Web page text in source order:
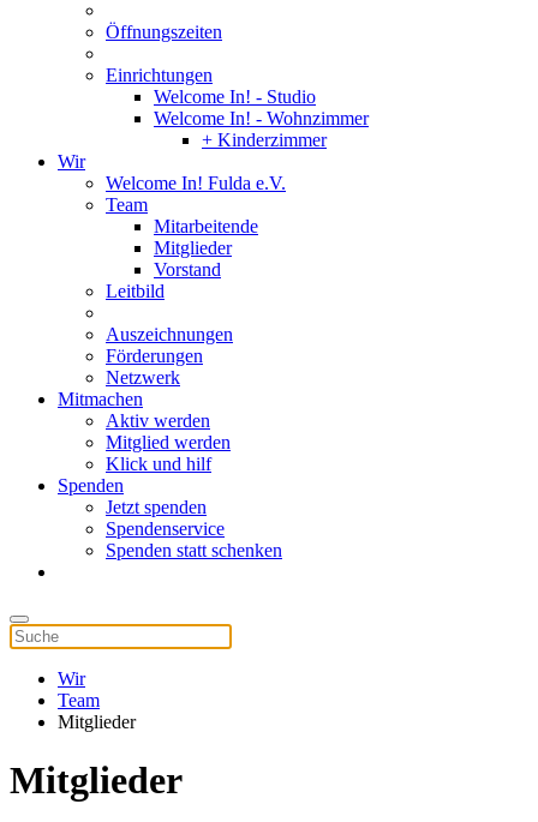
Öffnungszeiten
Einrichtungen
Welcome In! - Studio
Welcome In! - Wohnzimmer
+ Kinderzimmer
Wir
Welcome In! Fulda e.V.
Team
Mitarbeitende
Mitglieder
Vorstand
Leitbild
Auszeichnungen
Förderungen
Netzwerk
Mitmachen
Aktiv werden
Mitglied werden
Klick und hilf
Spenden
Jetzt spenden
Spendenservice
Spenden statt schenken
Wir
Team
Mitglieder
Mitglieder